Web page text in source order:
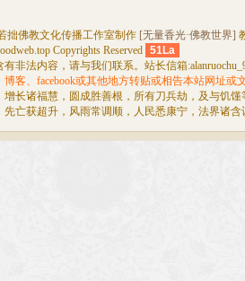
拙佛教文化传播工作室制作 [无量香光·佛教世界]
Copyrights Reserved 51La
非法内容，请与我们联系。站长信箱
客、facebook或其他地方转贴或相告本站网址或
增长诸福慧，圆成胜善根，所有刀兵劫，及与饥
亡获超升，风雨常调顺，人民悉康宁，法界诸含